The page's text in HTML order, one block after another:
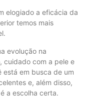
elogiado a eficácia da
temos mais
evolução na
cuidado com a pele e
está em busca de um
e, além disso,
a escolha certa.